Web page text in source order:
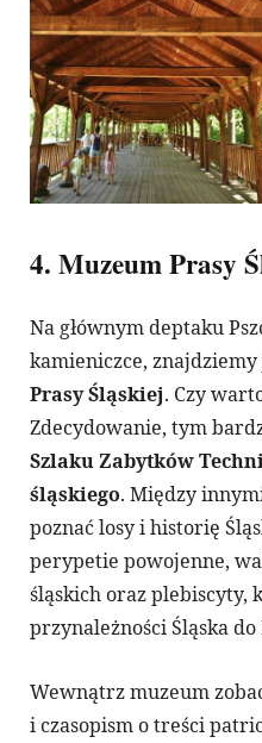
4. Muzeum Prasy
Na głównym deptaku
kamieniczce, znajdziemy
Prasy Śląskiej. Czy
Zdecydowanie, tym
Szlaku Zabytków
śląskiego. Między
poznać losy i historię
perypetie powojenne,
śląskich oraz plebiscyty,
przynależności Śląska
Wewnątrz muzeum
i czasopism o treści